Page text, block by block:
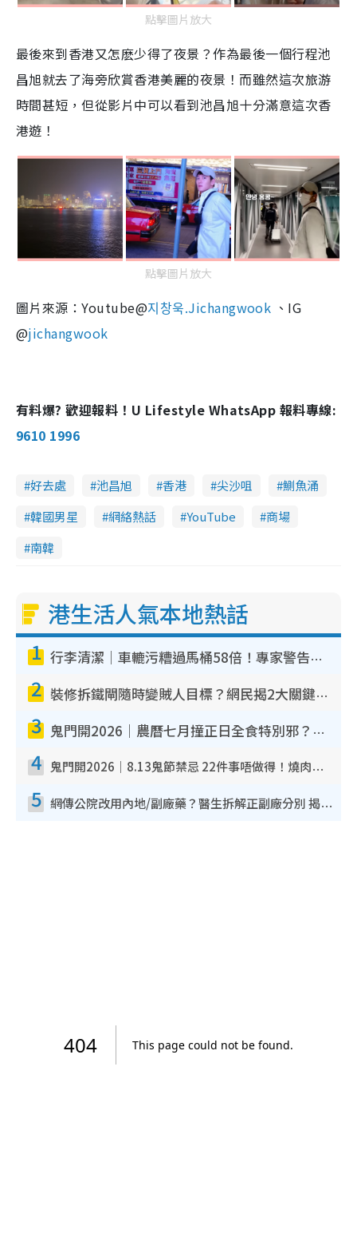
點擊圖片放大
最後來到香港又怎麽少得了夜景？作為最後一個行程池
昌旭就去了海旁欣賞香港美麗的夜景！而雖然這次旅游
時間甚短，但從影片中可以看到池昌旭十分滿意這次香
港遊！
點擊圖片放大
圖片來源：Youtube@지창욱.Jichangwook 、IG
@jichangwook
有料爆? 歡迎報料！U Lifestyle WhatsApp 報料專線:
9610 1996
好去處 池昌旭 香港 尖沙咀
鰂魚涌
韓國男星
網絡熱話 YouTube
商場
南韓
港生活人氣本地熱話
1 行李清潔｜車轆污糟過馬桶58倍！專家警告忌用酒精抹 教1招免污手除菌
2 裝修拆鐵閘隨時變賊人目標？網民揭2大關鍵用途：裝新式等於白裝？附新舊鐵閘分別
3 鬼門開2026｜農曆七月撞正日全食特別邪？專家警告切忌做一事！揭4大禁忌+2招保平安
4 鬼門開2026｜8.13鬼節禁忌 22件事唔做得！燒肉、刺身要少食？半夜勿吹口哨/打呢個電話
5 網傳公院改用內地/副廠藥？醫生拆解正副廠分別 揭4類人換藥隨時出事